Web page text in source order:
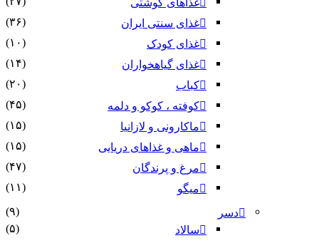
غذای سنتی ایران
(۳۶)
غذای کودک
(۱۰)
غذای گیاهخواران
(۱۴)
کباب
(۲۰)
کوفته ، کوکو و دلمه
(۴۵)
ماکارونی و لازانیا
(۱۵)
ماهی و غذاهای دریایی
(۱۵)
مرغ و پرندگان
(۴۷)
میگو
(۱۱)
دسر
(۹)
سالاد
(۵)